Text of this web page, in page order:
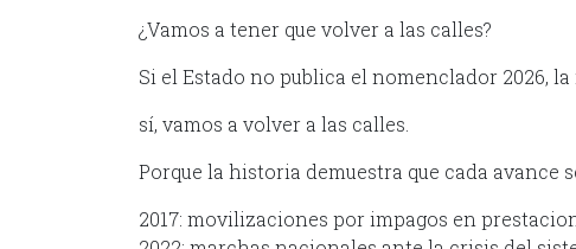
¿Vamos a tener que volver a las calles?
Si el Estado no publica el nomenclador 2026, la
sí, vamos a volver a las calles.
Porque la historia demuestra que cada avance
2017: movilizaciones por impagos en